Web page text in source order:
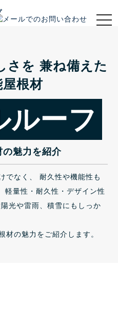
t
e
さを 兼ね備えた
屋根材
ルーフ
の魅力を紹介
でなく、
耐久性や機能性も
軽量性・耐久性・デザイン性
陽光や雷雨、積雪にもしっか
材の魅力をご紹介します。